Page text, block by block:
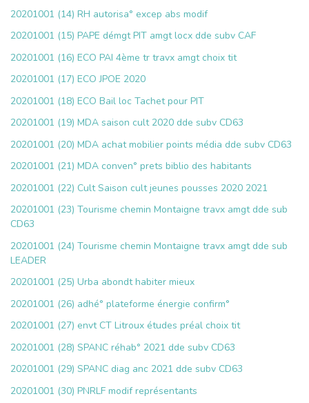
20201001 (14) RH autorisa° excep abs modif
20201001 (15) PAPE démgt PIT amgt locx dde subv CAF
20201001 (16) ECO PAI 4ème tr travx amgt choix tit
20201001 (17) ECO JPOE 2020
20201001 (18) ECO Bail loc Tachet pour PIT
20201001 (19) MDA saison cult 2020 dde subv CD63
20201001 (20) MDA achat mobilier points média dde subv CD63
20201001 (21) MDA conven° prets biblio des habitants
20201001 (22) Cult Saison cult jeunes pousses 2020 2021
20201001 (23) Tourisme chemin Montaigne travx amgt dde sub
CD63
20201001 (24) Tourisme chemin Montaigne travx amgt dde sub
LEADER
20201001 (25) Urba abondt habiter mieux
20201001 (26) adhé° plateforme énergie confirm°
20201001 (27) envt CT Litroux études préal choix tit
20201001 (28) SPANC réhab° 2021 dde subv CD63
20201001 (29) SPANC diag anc 2021 dde subv CD63
20201001 (30) PNRLF modif représentants